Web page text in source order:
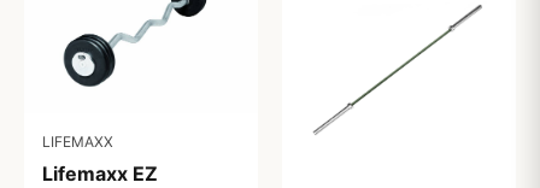
LIFEMAXX
Lifemaxx EZ